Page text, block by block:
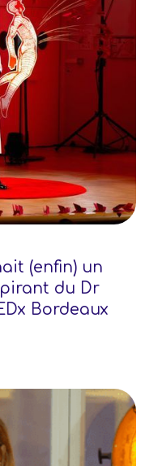
(enfin) un
du Dr
Bordeaux